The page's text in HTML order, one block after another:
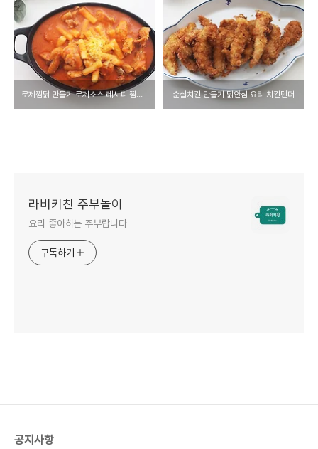
로제찜닭 만들기 로제소스 레시피 찜닭 재료 닭요리 주말메뉴 캠핑요리 순살치킨 만들기 닭안심 요리 치킨텐더
라비키친 주부놀이
요리 좋아하는 주부랍니다
구독하기
공지사항